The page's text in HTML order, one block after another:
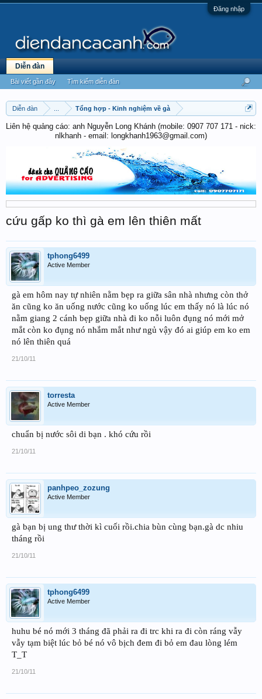
Đăng nhập
Diễn đàn Tổng hợp - Kinh nghiệm về gà
Liên hệ quảng cáo: anh Nguyễn Long Khánh (mobile: 0907 707 171 - nick:
nlkhanh - email: longkhanh1963@gmail.com)
cứu gấp ko thì gà em lên thiên mất
tphong6499
Active Member
gà em hôm nay tự nhiên nằm bẹp ra giữa sân nhà nhưng còn thở
ăn cũng ko ăn uống nước cũng ko uống lúc em thấy nó là lúc nó
nằm giang 2 cánh bẹp giữa nhà đi ko nỗi luôn đụng nó mới mở
mắt còn ko đụng nó nhắm mắt như ngủ vậy đó ai giúp em ko em
nó lên thiên quá
21/10/11
torresta
Active Member
chuẩn bị nước sôi di bạn . khó cứu rồi
21/10/11
panhpeo_zozung
Active Member
gà bạn bị ung thư thời kì cuối rồi.chia bùn cùng bạn.gà dc nhiu
tháng rồi
21/10/11
tphong6499
Active Member
huhu bé nó mới 3 tháng đã phải ra đi trc khi ra đi còn ráng vẫy
vẫy tạm biệt lúc bỏ bé nó vô bịch đem đi bỏ em đau lòng lém
T_T
21/10/11
Diễn đàn
Bài viết gần đây Tìm kiếm diễn đàn